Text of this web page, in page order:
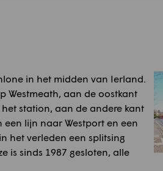
in het midden van Ierland.
Westmeath, aan de oostkant
station, aan de andere kant
lijn naar Westport en een
het verleden een splitsing
is sinds 1987 gesloten, alle